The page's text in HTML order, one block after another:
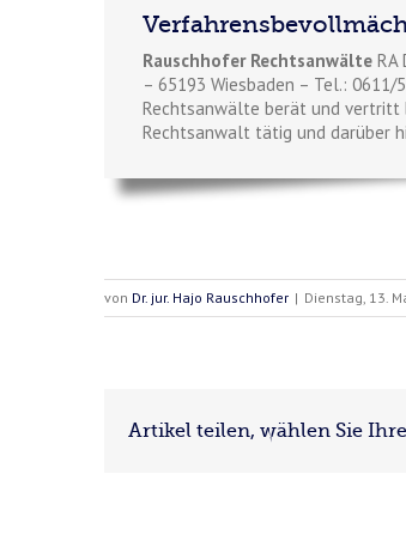
Rauschhofer Rechtsanwälte RA
– 65193 Wiesbaden – Tel.:
Rechtsanwälte berät und vertritt
Rechtsanwalt tätig und darüber
von Dr. jur. Hajo Rauschhofer | Dienstag, 13.
Artikel teilen, wählen Sie